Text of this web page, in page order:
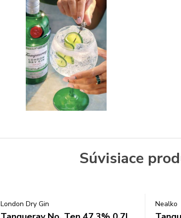
Súvisiace
London Dry Gin Nealko